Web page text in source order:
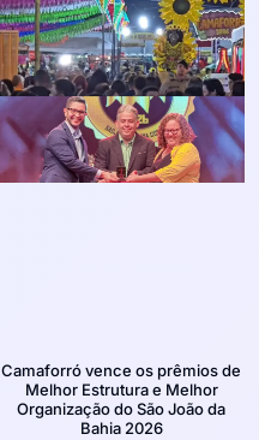
Camaforró vence os prêmios de
Melhor Estrutura e Melhor
Organização do São João da
Bahia 2026